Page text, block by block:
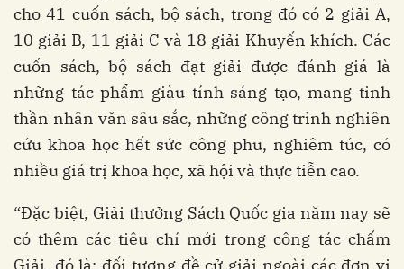
cho 41 cuốn sách, bộ sách, trong đó có 2 giải A,
10 giải B, 11 giải C và 18 giải Khuyến khích. Các
cuốn sách, bộ sách đạt giải được đánh giá là
những tác phẩm giàu tính sáng tạo, mang tinh
thần nhân văn sâu sắc, những công trình nghiên
cứu khoa học hết sức công phu, nghiêm túc, có
nhiều giá trị khoa học, xã hội và thực tiễn cao.
“Đặc biệt, Giải thưởng Sách Quốc gia năm nay sẽ
có thêm các tiêu chí mới trong công tác chấm